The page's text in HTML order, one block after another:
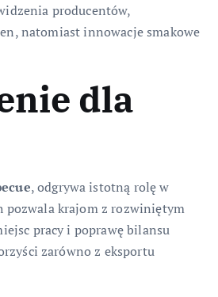
producentów,
natomiast innowacje smakowe
dla
, odgrywa istotną rolę w
pozwala krajom z rozwiniętym
pracy i poprawę bilansu
zarówno z eksportu